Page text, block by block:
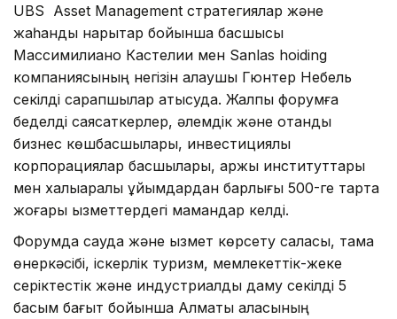
UBS Asset Management стратегиялар және
жаһандық нарықтар бойынша басшысы
Массимилиано Кастелии мен Sanlas hoiding
компаниясының негізін қалаушы Гюнтер Небель
секілді сарапшылар қатысуда. Жалпы форумға
беделді саясаткерлер, әлемдік және отандық
бизнес көшбасшылары, инвестициялық
корпорациялар басшылары, қаржы институттары
мен халықаралық ұйымдардан барлығы 500-ге тарта
жоғары қызметтердегі мамандар келді.
Форумда сауда және қызмет көрсету саласы, тамақ
өнеркәсібі, іскерлік туризм, мемлекеттік-жеке
серіктестік және индустриалдық даму секілді 5
басым бағыт бойынша Алматы қаласының